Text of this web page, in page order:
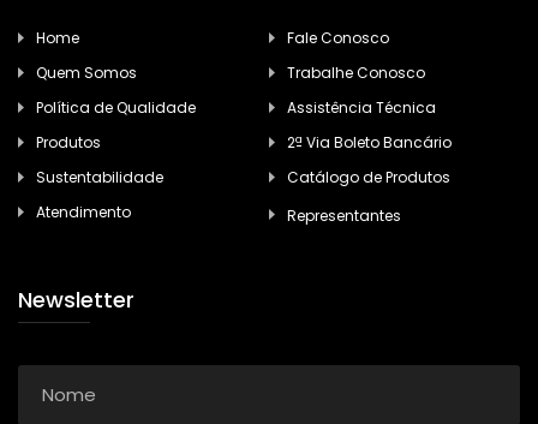
Home
Quem Somos
Política de Qualidade
Produtos
Sustentabilidade
Atendimento
Fale Conosco
Trabalhe Conosco
Assistência Técnica
2ª Via Boleto Bancário
Catálogo de Produtos
Representantes
Newsletter